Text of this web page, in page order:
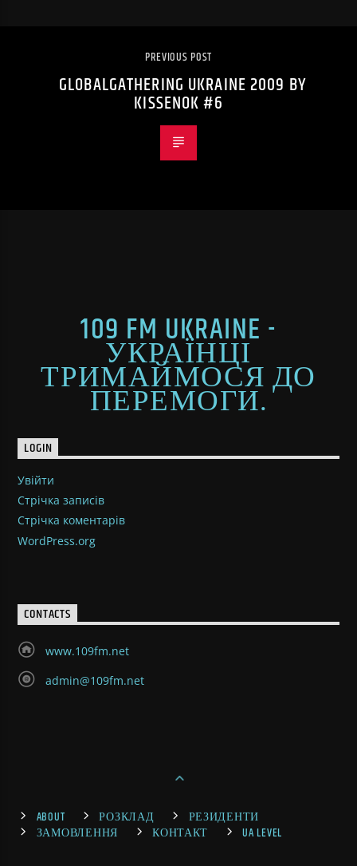
PREVIOUS POST
GLOBALGATHERING UKRAINE 2009 BY
KISSENOK #6
109 FM UKRAINE -
УКРАЇНЦІ
ТРИМАЙМОСЯ ДО
ПЕРЕМОГИ.
LOGIN
Увійти
Стрічка записів
Стрічка коментарів
WordPress.org
CONTACTS
www.109fm.net
admin@109fm.net
ABOUT РОЗКЛАД
РЕЗИДЕНТИ
ЗАМОВЛЕННЯ
КОНТАКТ UA LEVEL